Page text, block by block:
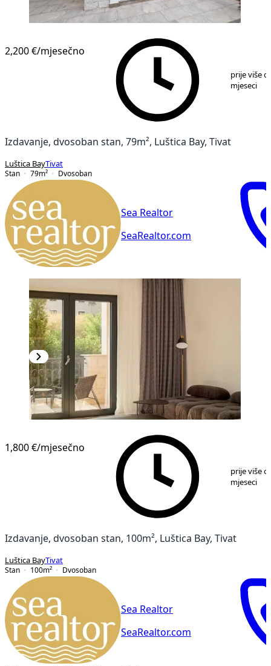
2,200 €/mjesečno
prije više
mjeseci
Izdavanje, dvosoban stan, 79m², Luštica Bay, Tivat
Luštica BayTivat
Stan
79m² Dvosoban
Sea Realtor
SeaRealtor.com
11
1,800 €/mjesečno
prije više
mjeseci
Izdavanje, dvosoban stan, 100m², Luštica Bay, Tivat
Luštica BayTivat
Stan
100m² Dvosoban
Sea Realtor
SeaRealtor.com